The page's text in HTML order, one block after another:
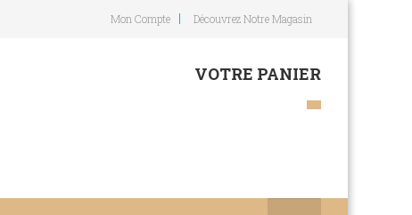
Mon Compte Découvrez Notre Magasin
VOTRE PANIER